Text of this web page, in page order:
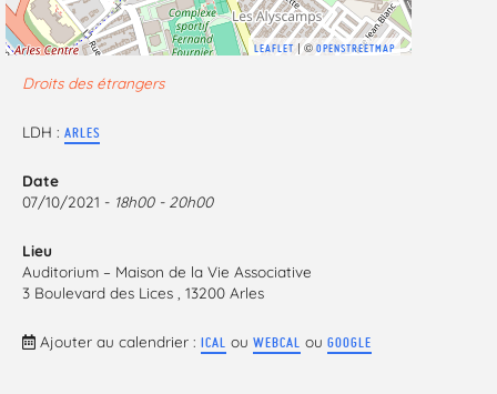
LEAFLET | ©OPENSTREETMAP
Droits des étrangers
LDH : ARLES
Date
07/10/2021 - 18h00 - 20h00
Lieu
Auditorium – Maison de la Vie Associative
3 Boulevard des Lices , 13200 Arles
Ajouter au calendrier : ICAL ou WEBCAL ou GOOGLE